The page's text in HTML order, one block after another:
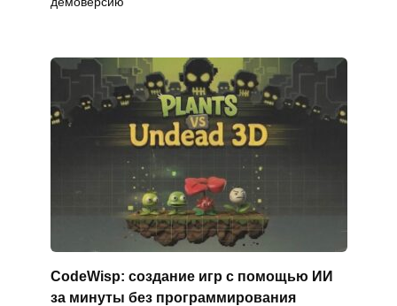
CodeWisp: создание игр с помощью ИИ
за минуты без программирования